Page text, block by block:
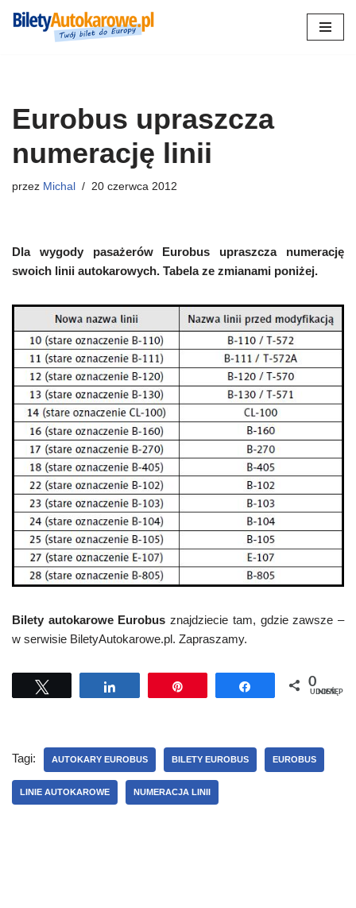
Eurobus upraszcza
numerację linii
przez Michal 20 czerwca 2012
Dla wygody pasażerów Eurobus upraszcza numerację
swoich linii autokarowych. Tabela ze zmianami poniżej.
Bilety autokarowe Eurobus znajdziecie tam, gdzie zawsze –
w serwisie BiletyAutokarowe.pl. Zapraszamy.
Udostępnij Udostępnij
0
UDOSTĘPNIEŃ
Tagi: AUTOKARY EUROBUS BILETY EUROBUS EUROBUS
LINIE AUTOKAROWE NUMERACJA LINII